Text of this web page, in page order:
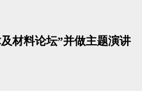
材料论坛”并做主题演讲